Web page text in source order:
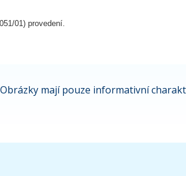
01) provedení.
mají pouze informativní